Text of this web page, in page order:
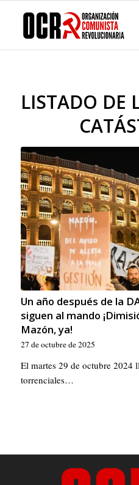
LISTADO DE
Un año después de la
siguen al mando
Mazón, ya!
27 de octubre de 2025
El martes 29 de octubre 2024
torrenciales…